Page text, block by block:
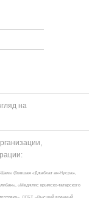
на
Шам» (бывшая «Джабхат ан-Нусра»,
«Меджлис крымско-татарского
ЛГБТ, «Высший военный